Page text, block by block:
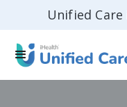
Unified